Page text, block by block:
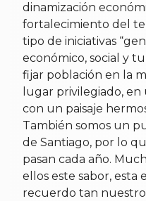
dinamización
fortalecimiento del
tipo de iniciativas
económico, social y
fijar población en la
lugar privilegiado,
con un paisaje
También somos un
de Santiago, por lo
pasan cada año.
ellos este sabor, esta
recuerdo tan